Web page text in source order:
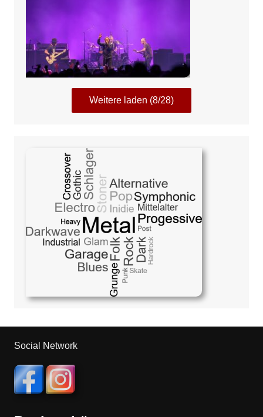
Weitere laden (8/28)
Social Network